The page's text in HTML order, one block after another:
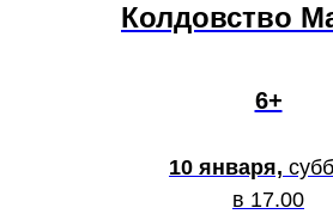
Колдовство
6+
10 января,
в 17.00